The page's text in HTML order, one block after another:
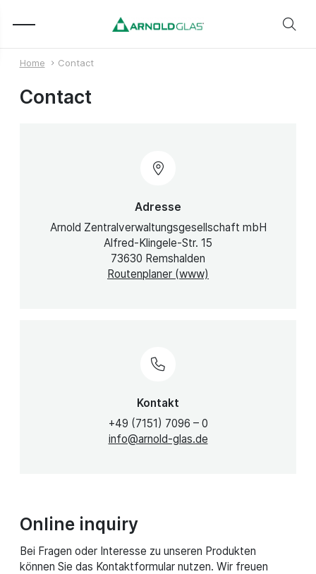
Home Contact
Contact
Kontakt
+49 (7151) 7096 – 0
info@arnold-glas.de
Adresse
Arnold Zentralverwaltungsgesellschaft mbH
Alfred-Klingele-Str. 15
73630 Remshalden
Routenplaner (www)
Online inquiry
Bei Fragen oder Interesse zu unseren Produkten
können Sie das Kontaktformular nutzen. Wir freuen